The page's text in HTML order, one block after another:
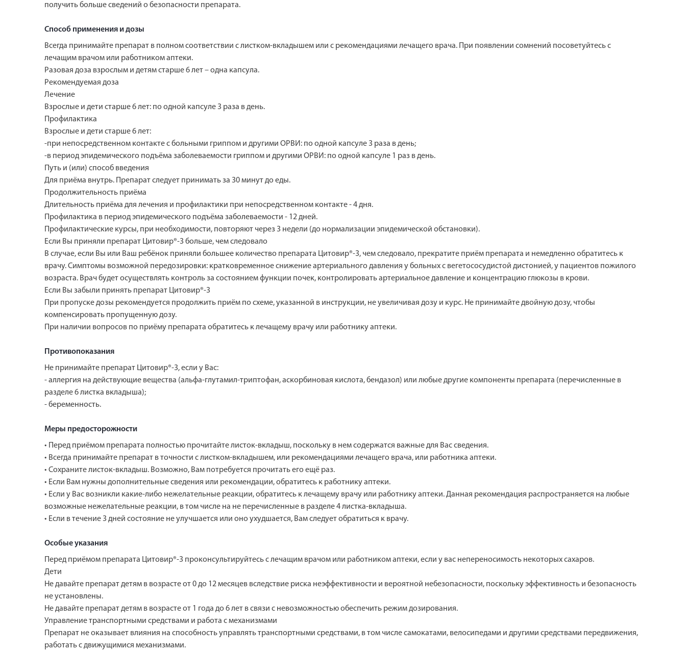
получить больше сведений о безопасности препарата.
Способ применения и дозы
Всегда принимайте препарат в полном соответствии с листком-вкладышем или с рекомендациями лечащего врача. При появлении сомнений посоветуйтесь с
лечащим врачом или работником аптеки.
Разовая доза взрослым и детям старше 6 лет – одна капсула.
Рекомендуемая доза
Лечение
Взрослые и дети старше 6 лет: по одной капсуле 3 раза в день.
Профилактика
Взрослые и дети старше 6 лет:
-при непосредственном контакте с больными гриппом и другими ОРВИ: по одной капсуле 3 раза в день;
-в период эпидемического подъёма заболеваемости гриппом и другими ОРВИ: по одной капсуле 1 раз в день.
Путь и (или) способ введения
Для приёма внутрь. Препарат следует принимать за 30 минут до еды.
Продолжительность приёма
Длительность приёма для лечения и профилактики при непосредственном контакте - 4 дня.
Профилактика в период эпидемического подъёма заболеваемости - 12 дней.
Профилактические курсы, при необходимости, повторяют через 3 недели (до нормализации эпидемической обстановки).
Если Вы приняли препарат Цитовир®-3 больше, чем следовало
В случае, если Вы или Ваш ребёнок приняли большее количество препарата Цитовир®-3, чем следовало, прекратите приём препарата и немедленно обратитесь к
врачу. Симптомы возможной передозировки: кратковременное снижение артериального давления у больных с вегетососудистой дистонией, у пациентов пожилого
возраста. Врач будет осуществлять контроль за состоянием функции почек, контролировать артериальное давление и концентрацию глюкозы в крови.
Если Вы забыли принять препарат Цитовир®-3
При пропуске дозы рекомендуется продолжить приём по схеме, указанной в инструкции, не увеличивая дозу и курс. Не принимайте двойную дозу, чтобы
компенсировать пропущенную дозу.
При наличии вопросов по приёму препарата обратитесь к лечащему врачу или работнику аптеки.
Противопоказания
Не принимайте препарат Цитовир®-3, если у Вас:
- аллергия на действующие вещества (альфа-глутамил-триптофан, аскорбиновая кислота, бендазол) или любые другие компоненты препарата (перечисленные в
разделе 6 листка вкладыша);
- беременность.
Меры предосторожности
• Перед приёмом препарата полностью прочитайте листок-вкладыш, поскольку в нем содержатся важные для Вас сведения.
• Всегда принимайте препарат в точности с листком-вкладышем, или рекомендациями лечащего врача, или работника аптеки.
• Сохраните листок-вкладыш. Возможно, Вам потребуется прочитать его ещё раз.
• Если Вам нужны дополнительные сведения или рекомендации, обратитесь к работнику аптеки.
• Если у Вас возникли какие-либо нежелательные реакции, обратитесь к лечащему врачу или работнику аптеки. Данная рекомендация распространяется на любые
возможные нежелательные реакции, в том числе на не перечисленные в разделе 4 листка-вкладыша.
• Если в течение 3 дней состояние не улучшается или оно ухудшается, Вам следует обратиться к врачу.
Особые указания
Перед приёмом препарата Цитовир®-3 проконсультируйтесь с лечащим врачом или работником аптеки, если у вас непереносимость некоторых сахаров.
Дети
Не давайте препарат детям в возрасте от 0 до 12 месяцев вследствие риска неэффективности и вероятной небезопасности, поскольку эффективность и безопасность
не установлены.
Не давайте препарат детям в возрасте от 1 года до 6 лет в связи с невозможностью обеспечить режим дозирования.
Управление транспортными средствами и работа с механизмами
Препарат не оказывает влияния на способность управлять транспортными средствами, в том числе самокатами, велосипедами и другими средствами передвижения,
работать с движущимися механизмами.